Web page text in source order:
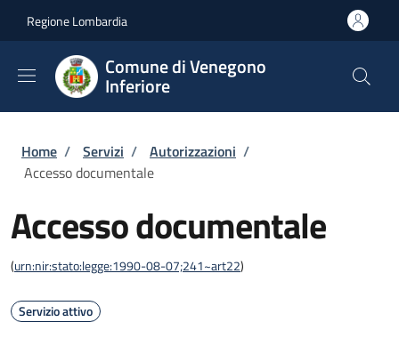
Regione Lombardia
Comune di Venegono
Inferiore
Briciole di pane
Home / Servizi / Autorizzazioni /
Accesso documentale
Accesso documentale
(urn:nir:stato:legge:1990-08-07;241~art22)
Servizio attivo